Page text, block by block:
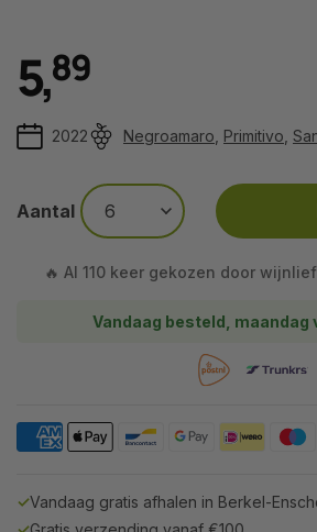
5,89
2022 Negroamaro Primitivo
Aantal
🔥 Al 110 keer gekozen door
Vandaag besteld, maandag
✓Vandaag gratis afhalen in Berkel-